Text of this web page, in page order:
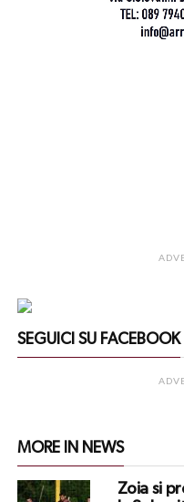
SEGUICI SU FACEBOOK
MORE IN NEWS
Zoia si